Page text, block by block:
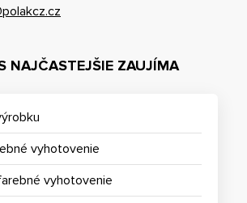
NAJČASTEJŠIE ZAUJÍMA
vyhotovenie
vyhotovenie